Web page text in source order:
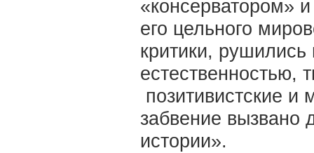
«консерватором»
его цельного
критики,
естественностью,
позитивистские и
забвение вызвано
истории».